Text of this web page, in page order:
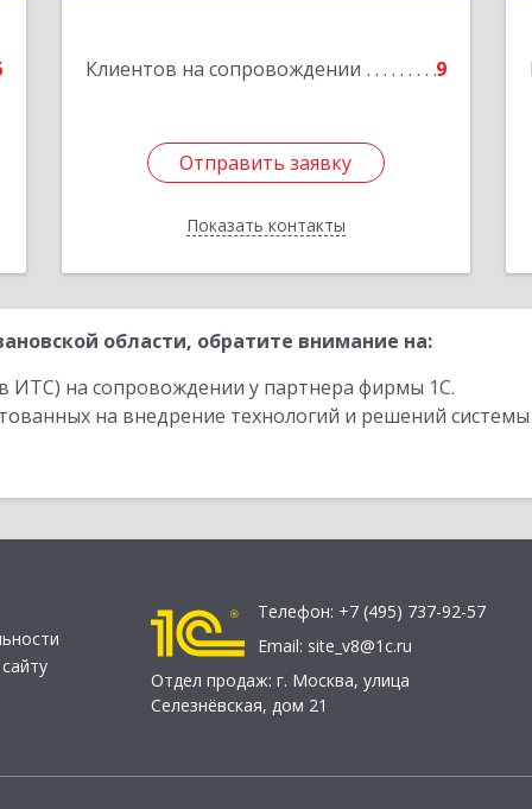
Клиентов на сопровождении 9
Отправить заявку
Показать контакты
Отправить заявку
Назад
области, обратите внимание на:
ИТС) на сопровождении у партнера фирмы 1С.
на внедрение технологий и решений
Телефон: +7 (495) 737-92-57
Email: site_v8@1c.ru
Отдел продаж: г. Москва, улица
Селезнёвская, дом 21